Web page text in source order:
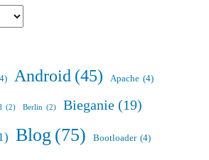
Android (45) Apache (4)
(2) Berlin (2) Bieganie (19)
Blog(75) Bootloader (4)